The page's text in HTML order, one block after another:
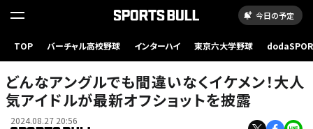
今日の予定
TOP バーチャル高校野球 インターハイ 東京六大学野球
どんなアングルでも間違いなくイケメン！大人
気アイドルが最新オフショットを披露
2024.08.27 20:56